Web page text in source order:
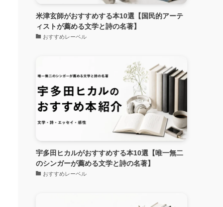
米津玄師がおすすめする本10選【国民的アーテ
ィストが薦める文学と詩の名著】
おすすめレーベル
宇多田ヒカルがおすすめする本10選【唯一無二
のシンガーが薦める文学と詩の名著】
おすすめレーベル